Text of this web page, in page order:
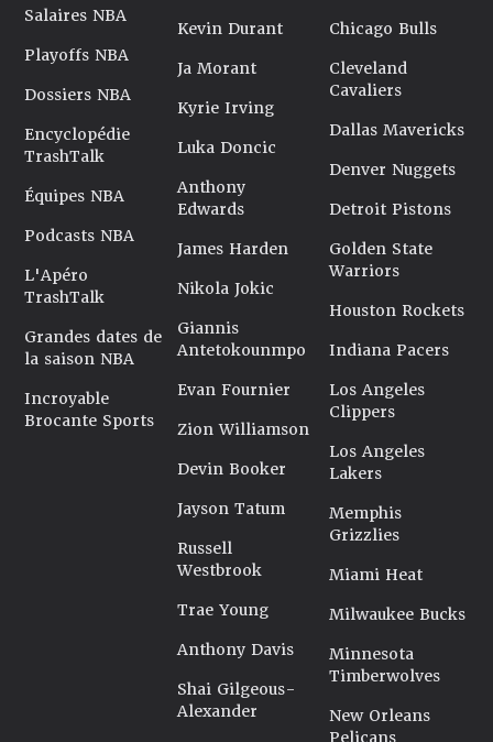
Salaires NBA
Playoffs NBA
Dossiers NBA
Encyclopédie
TrashTalk
Équipes NBA
Podcasts NBA
L'Apéro
TrashTalk
Grandes dates de
la saison NBA
Incroyable
Brocante Sports
Kevin Durant
Ja Morant
Kyrie Irving
Luka Doncic
Anthony
Edwards
James Harden
Nikola Jokic
Giannis
Antetokounmpo
Evan Fournier
Zion Williamson
Devin Booker
Jayson Tatum
Russell
Westbrook
Trae Young
Anthony Davis
Shai Gilgeous-
Alexander
Chicago Bulls
Cleveland
Cavaliers
Dallas Mavericks
Denver Nuggets
Detroit Pistons
Golden State
Warriors
Houston Rockets
Indiana Pacers
Los Angeles
Clippers
Los Angeles
Lakers
Memphis
Grizzlies
Miami Heat
Milwaukee Bucks
Minnesota
Timberwolves
New Orleans
Pelicans